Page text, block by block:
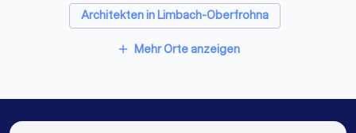
Architekten in Limbach-Oberfrohna
Architekten in Wilsdruff
add Mehr Orte anzeigen